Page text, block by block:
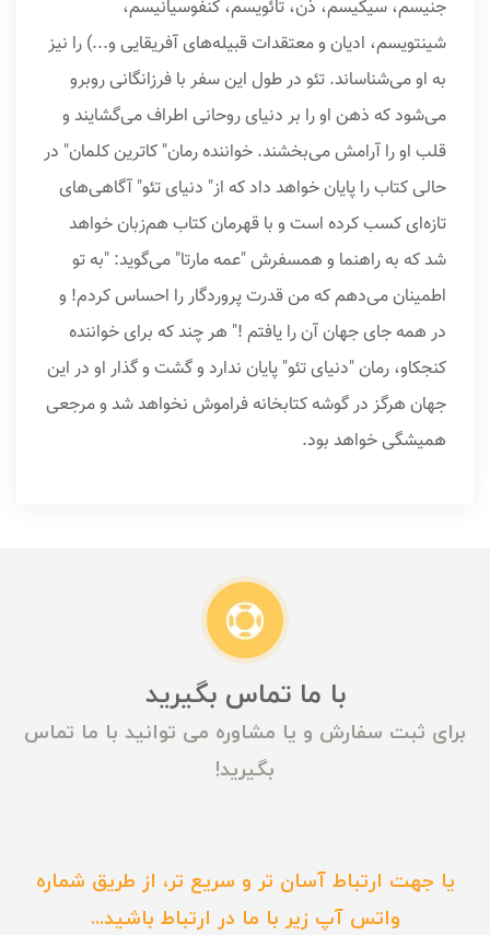
جنیسم، سیكیسم، ذن، تائویسم، كنفوسیانیسم،
شینتویسم، ادیان و معتقدات قبیله‌های آفریقایی و...) را نیز
به او می‌شناساند. تئو در طول این سفر با فرزانگانی روبرو
می‌شود كه ذهن او را بر دنیای روحانی اطراف می‌گشایند و
قلب او را آرامش می‌بخشند. خواننده رمان" كاترین كلمان" در
حالی كتاب را پایان خواهد داد كه از" دنیای تئو" آگاهی‌های
تازه‌ای كسب كرده است و با قهرمان كتاب هم‌زبان خواهد
شد كه به راهنما و همسفرش "عمه مارتا" می‌گوید: "به تو
اطمینان می‌دهم كه من قدرت پروردگار را احساس كردم! و
در همه جای جهان آن را یافتم !" هر چند كه برای خواننده
كنجكاو، رمان "دنیای تئو" پایان ندارد و گشت و گذار او در این
جهان هرگز در گوشه كتابخانه فراموش نخواهد شد و مرجعی
همیشگی خواهد بود.
با ما تماس بگیرید
برای ثبت سفارش و یا مشاوره می توانید با ما تماس
بگیرید!
یا جهت ارتباط آسان تر و سریع تر، از طریق شماره
واتس آپ زیر با ما در ارتباط باشید...